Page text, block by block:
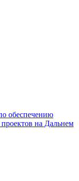
обеспечению
на Дальнем